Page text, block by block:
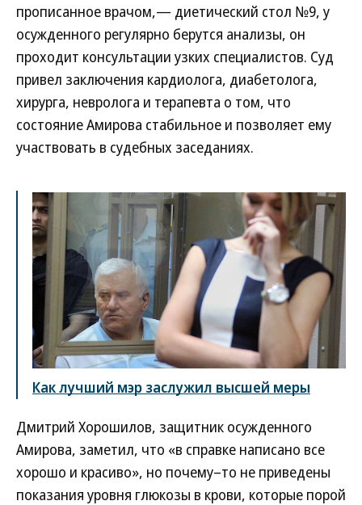
прописанное врачом,— диетический стол №9, у
осужденного регулярно берутся анализы, он
проходит консультации узких специалистов. Суд
привел заключения кардиолога, диабетолога,
хирурга, невролога и терапевта о том, что
состояние Амирова стабильное и позволяет ему
участвовать в судебных заседаниях.
Как лучший мэр заслужил высшей меры
Дмитрий Хорошилов, защитник осужденного
Амирова, заметил, что «в справке написано все
хорошо и красиво», но почему–то не приведены
показания уровня глюкозы в крови, которые порой